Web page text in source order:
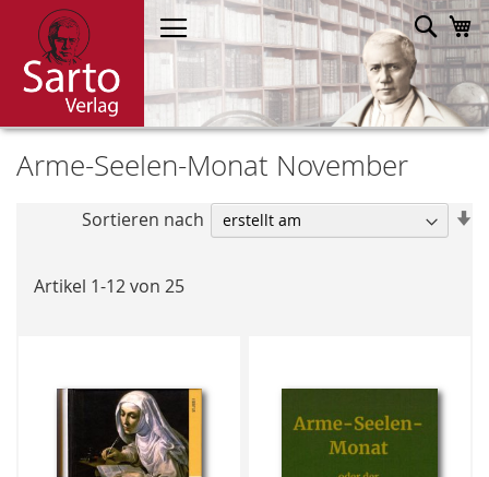
Direkt
zum
Inhalt
Arme-Seelen-Monat November
Artikel 1-12von 25
Sortieren nach